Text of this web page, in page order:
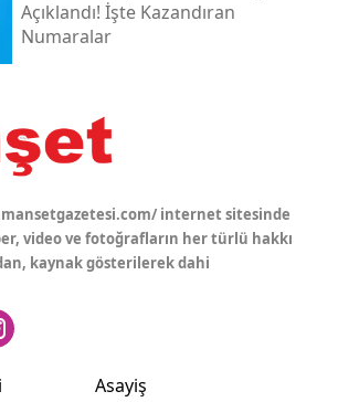
Açıklandı! İşte Kazandıran
Numaralar
internet sitesinde
video ve fotoğrafların her türlü hakkı
kaynak gösterilerek dahi
Asayiş